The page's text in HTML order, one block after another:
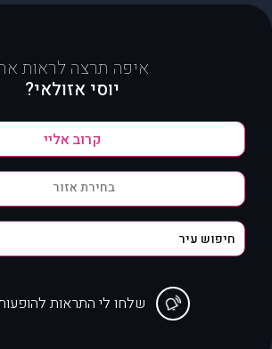
איפה תרצה לראות
יוסי אזולאי?
בחירת אזור
שלחו לי התראות